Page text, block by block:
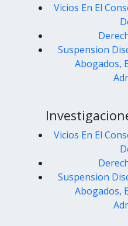
Vicios En El
Suspension
Abogados,
Vicios En El
Suspension
Abogados,